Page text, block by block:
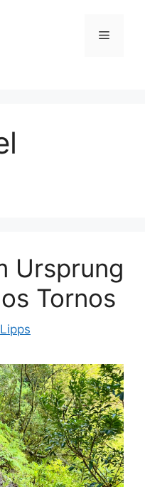
Menü
Ursprung
Tornos